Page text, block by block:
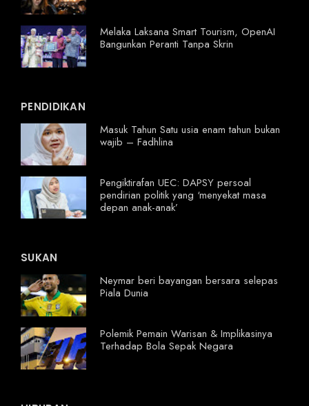
Melaka Laksana Smart Tourism, OpenAI
Bangunkan Peranti Tanpa Skrin
PENDIDIKAN
Masuk Tahun Satu usia enam tahun bukan
wajib – Fadhlina
Pengiktirafan UEC: DAPSY persoal
pendirian politik yang ‘menyekat masa
depan anak-anak’
SUKAN
Neymar beri bayangan bersara selepas
Piala Dunia
Polemik Pemain Warisan & Implikasinya
Terhadap Bola Sepak Negara